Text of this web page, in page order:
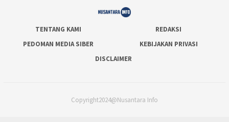
TENTANG KAMI
REDAKSI
PEDOMAN MEDIA SIBER
KEBIJAKAN PRIVASI
DISCLAIMER
Copyright2024@Nusantara Info